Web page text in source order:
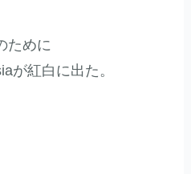
ために
が紅白に出た。